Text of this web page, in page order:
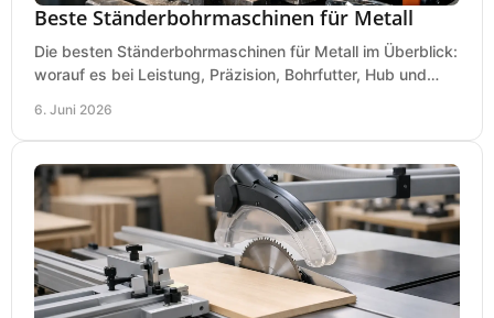
Beste Ständerbohrmaschinen für Metall
Die besten Ständerbohrmaschinen für Metall im Überblick:
worauf es bei Leistung, Präzision, Bohrfutter, Hub und
6. Juni 2026